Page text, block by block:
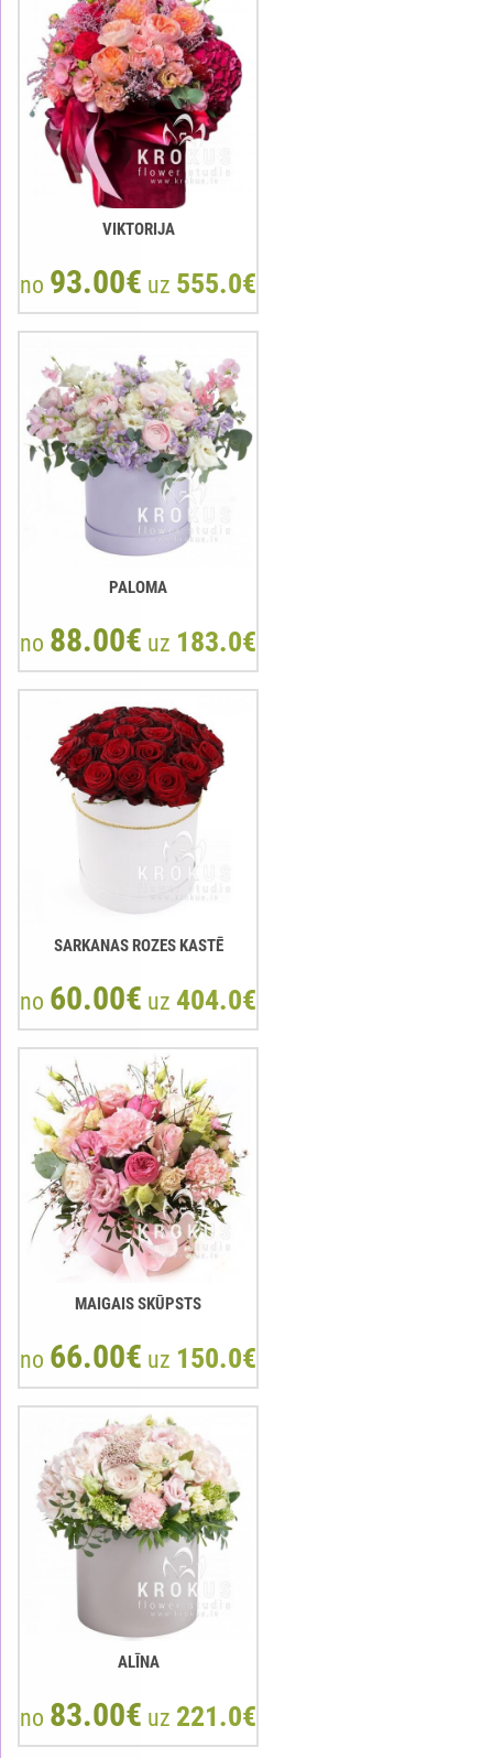
VIKTORIJA
no 93.00€ uz 555.0€
PALOMA
no 88.00€ uz 183.0€
SARKANAS ROZES KASTĒ
no 60.00€ uz 404.0€
MAIGAIS SKŪPSTS
no 66.00€ uz 150.0€
ALĪNA
no 83.00€ uz 221.0€